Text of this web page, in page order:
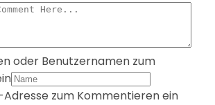
oder Benutzernamen zum
zum Kommentieren ein